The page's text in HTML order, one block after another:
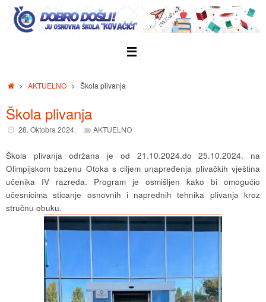
Skip
content
HomeAKTUELNO Škola plivanja
Škola plivanja
28. Oktobra 2024. AKTUELNO
Škola plivanja održana je od 21.10.2024.do 25.10.2024. na
Olimpijskom bazenu Otoka s ciljem unapređenja plivačkih vještina
učenika IV razreda. Program je osmišljen kako bi omogućio
učesnicima sticanje osnovnih i naprednih tehnika plivanja kroz
stručnu obuku.